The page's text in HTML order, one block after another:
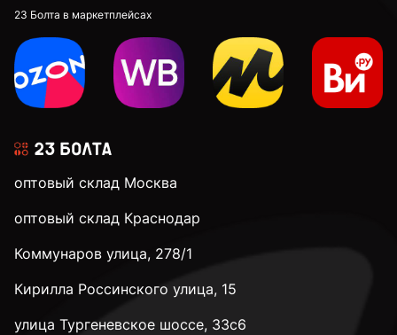
23 Болта в маркетплейсах
оптовый склад Москва
оптовый склад Краснодар
Коммунаров улица, 278/1
Кирилла Россинского улица, 15
улица Тургеневское шоссе, 33с6